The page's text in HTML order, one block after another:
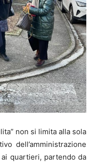
non si limita alla sola
dell’amministrazione
quartieri, partendo da